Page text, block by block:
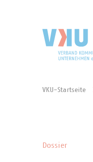
VKU-Startseite
Dossier